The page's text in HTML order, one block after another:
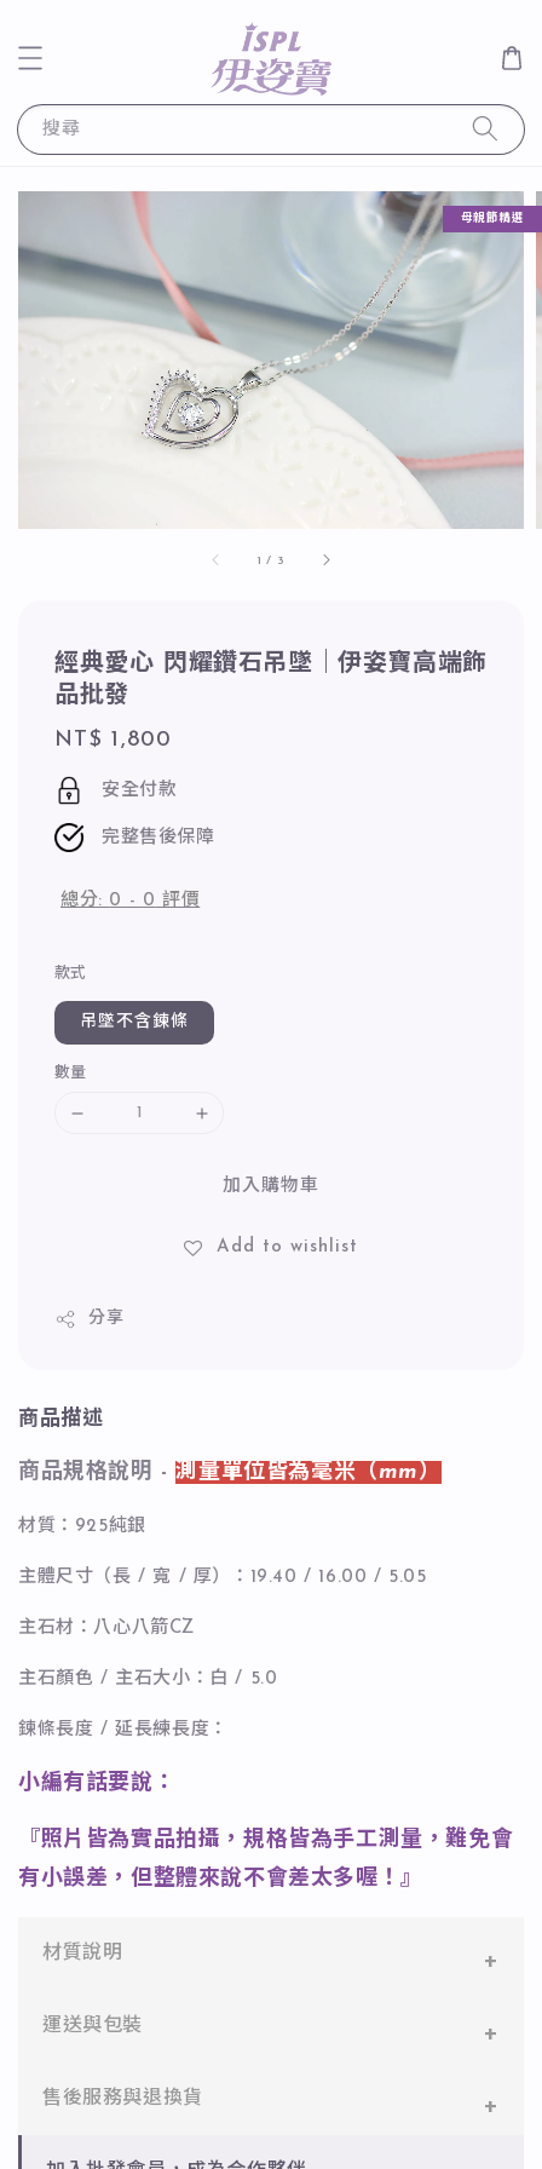
搜尋
1 / 3
母親節精選
經典愛心 閃耀鑽石吊墜｜伊姿寶高端飾
品批發
Regular
price
NT$ 1,800
安全付款
完整售後保障
總分: 0 - 0 評價
款式
吊墜不含鍊條
數量
加入購物車
Add to wishlist
分享
商品描述
商品規格說明 -測量單位皆為毫米（mm）
材質：925純銀
主體尺寸（長 / 寬 / 厚）：19.40 / 16.00 / 5.05
主石材：八心八箭CZ
主石顏色 / 主石大小：白 / 5.0
鍊條長度 / 延長練長度：
小編有話要說：
『照片皆為實品拍攝，規格皆為手工測量，難免會
有小誤差，但整體來說不會差太多喔！』
材質說明
✻ 316L不鏽鋼
✻ 925純銀
設計。
運送與包裝
一般會員：一件即享免運與精美包裝，超商取貨或宅配
售後服務與退換貨